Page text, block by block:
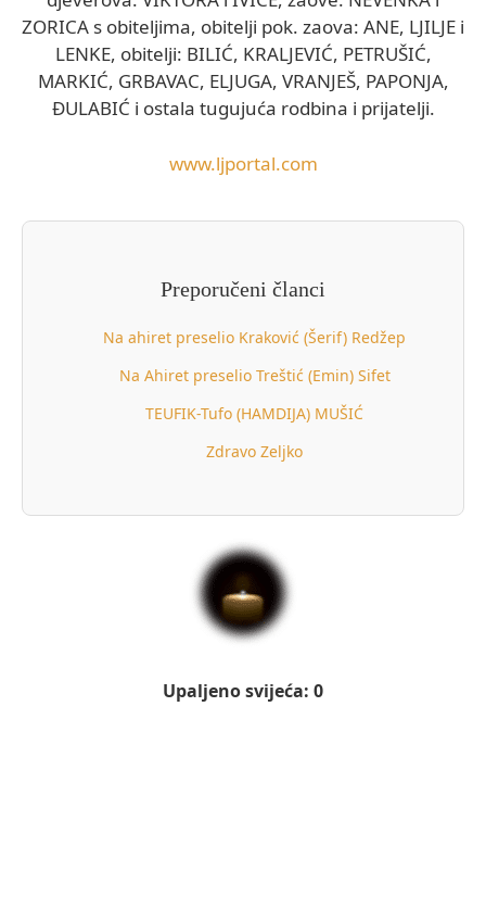
ZORICA s obiteljima, obitelji pok. zaova: ANE, LJILJE i
LENKE, obitelji: BILIĆ, KRALJEVIĆ, PETRUŠIĆ,
MARKIĆ, GRBAVAC, ELJUGA, VRANJEŠ, PAPONJA,
ĐULABIĆ i ostala tugujuća rodbina i prijatelji.
www.ljportal.com
Preporučeni članci
Na ahiret preselio Kraković (Šerif) Redžep
Na Ahiret preselio Treštić (Emin) Sifet
TEUFIK-Tufo (HAMDIJA) MUŠIĆ
Zdravo Zeljko
Upaljeno svijeća: 0